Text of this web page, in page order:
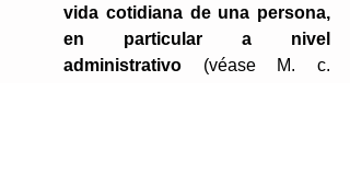
vida cotidiana de una persona,
en particular a nivel
administrativo (véase M. c.